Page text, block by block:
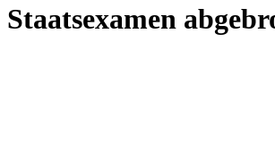
Staatsexamen